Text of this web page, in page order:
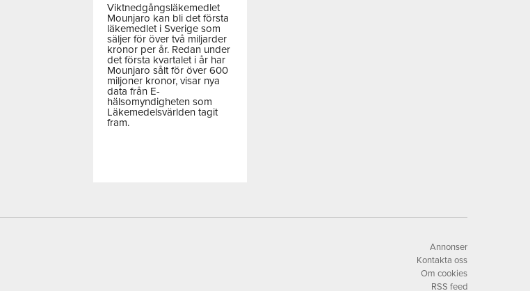
Viktnedgångsläkemedlet
Mounjaro kan bli det första
läkemedlet i Sverige som
säljer för över två miljarder
kronor per år. Redan under
det första kvartalet i år har
Mounjaro sålt för över 600
miljoner kronor, visar nya
data från E-
hälsomyndigheten som
Läkemedelsvärlden tagit
fram.
Annonser
Kontakta oss
Om cookies
RSS feed